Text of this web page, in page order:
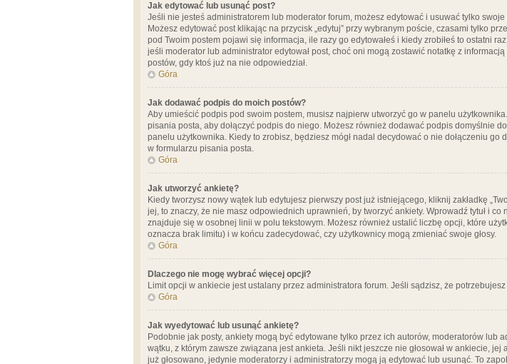
Jak edytować lub usunąć post?
Jeśli nie jesteś administratorem lub moderator forum, możesz edytować i usuwać tylko
Możesz edytować post klikając na przycisk „edytuj” przy wybranym poście, czasami tylko
pod Twoim postem pojawi się informacja, ile razy go edytowałeś i kiedy zrobiłeś to ostatni
jeśli moderator lub administrator edytował post, choć oni mogą zostawić notatkę z
postów, gdy ktoś już na nie odpowiedział.
Góra
Jak dodawać podpis do moich postów?
Aby umieścić podpis pod swoim postem, musisz najpierw utworzyć go w panelu
pisania posta, aby dołączyć podpis do niego. Możesz również dodawać podpis domyślnie
panelu użytkownika. Kiedy to zrobisz, będziesz mógł nadal decydować o nie dołączeniu
w formularzu pisania posta.
Góra
Jak utworzyć ankietę?
Kiedy tworzysz nowy wątek lub edytujesz pierwszy post już istniejącego, kliknij zakładkę
jej, to znaczy, że nie masz odpowiednich uprawnień, by tworzyć ankiety. Wprowadź tytuł i
znajduje się w osobnej linii w polu tekstowym. Możesz również ustalić liczbę opcji, które
oznacza brak limitu) i w końcu zadecydować, czy użytkownicy mogą zmieniać swoje głosy.
Góra
Dlaczego nie mogę wybrać więcej opcji?
Limit opcji w ankiecie jest ustalany przez administratora forum. Jeśli sądzisz, że
Góra
Jak wyedytować lub usunąć ankietę?
Podobnie jak posty, ankiety mogą być edytowane tylko przez ich autorów, moderatorów
wątku, z którym zawsze związana jest ankieta. Jeśli nikt jeszcze nie głosował w ankiecie,
już głosowano, jedynie moderatorzy i administratorzy mogą ją edytować lub usunąć. To